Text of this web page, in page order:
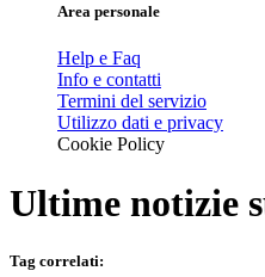
Area personale
Help e Faq
Info e contatti
Termini del servizio
Utilizzo dati e privacy
Cookie Policy
Ultime notizie
Tag correlati: